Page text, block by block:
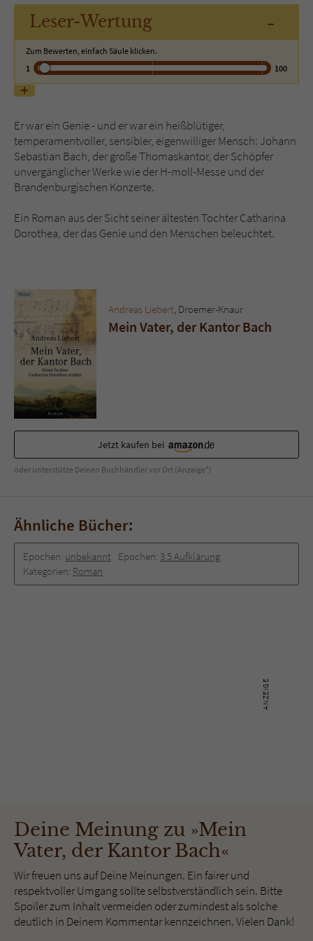
Leser-Wertung -
Zum Bewerten, einfach Säule klicken.
1
100
Er war ein Genie - und er war ein heißblütiger,
temperamentvoller, sensibler, eigenwilliger Mensch: Johann
Sebastian Bach, der große Thomaskantor, der Schöpfer
unvergänglicher Werke wie der H-moll-Messe und der
Brandenburgischen Konzerte.
Ein Roman aus der Sicht seiner ältesten Tochter Catharina
Dorothea, der das Genie und den Menschen beleuchtet.
Andreas Liebert, Droemer-Knaur
Mein Vater, der Kantor Bach
Jetzt kaufen bei
oder unterstütze Deinen Buchhändler vor Ort (Anzeige*)
Ähnliche Bücher:
Epochen: unbekannt Epochen: 3.5 Aufklärung
Kategorien: Roman
Deine Meinung zu »Mein
Vater, der Kantor Bach«
Wir freuen uns auf Deine Meinungen. Ein fairer und
respektvoller Umgang sollte selbstverständlich sein. Bitte
Spoiler zum Inhalt vermeiden oder zumindest als solche
deutlich in Deinem Kommentar kennzeichnen. Vielen Dank!
tx_pwcomments_ahash
Anbieter Literatur-Couch Medien GmbH & Co. KG
Laufzeit
Zweck Cookie für Kommentare einzelner Buchtitel
Name fe_typo_user
Laufzeit Session
Sicherheitscode des Kontaktformulars zu
überprüfen.